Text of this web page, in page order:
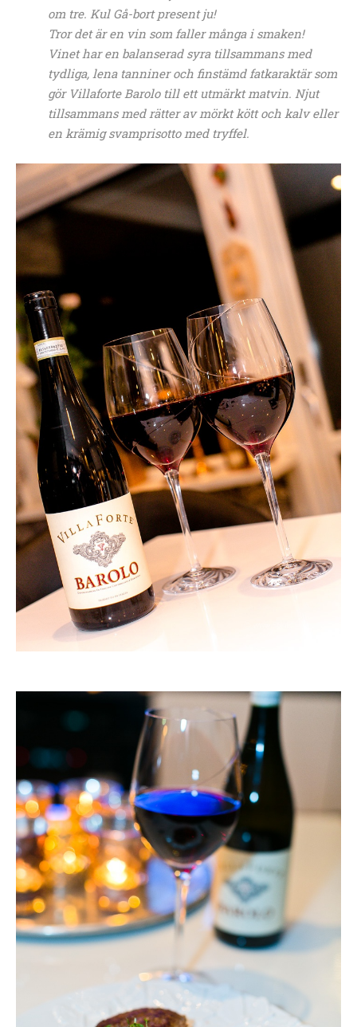
om tre. Kul Gå-bort present ju!
Tror det är en vin som faller många i smaken!
Vinet har en balanserad syra tillsammans med
tydliga, lena tanniner och finstämd fatkaraktär som
gör Villaforte Barolo till ett utmärkt matvin. Njut
tillsammans med rätter av mörkt kött och kalv eller
en krämig svamprisotto med tryffel.